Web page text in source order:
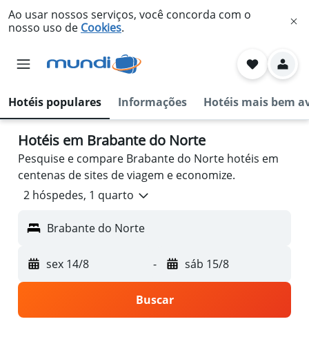
Ao usar nossos serviços, você concorda com o
nosso uso de Cookies.
Hotéis populares Informações Hotéis mais bem
Hotéis em Brabante do Norte
Pesquise e compare Brabante do Norte hotéis em
centenas de sites de viagem e economize.
2 hóspedes, 1 quarto
Brabante do Norte
sex 14/8 - sáb 15/8
Buscar